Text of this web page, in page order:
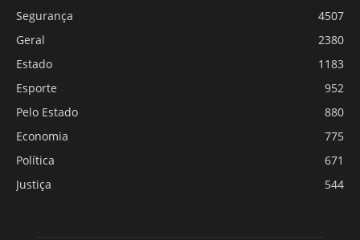
Segurança
4507
Geral
2380
Estado
1183
Esporte
952
Pelo Estado
880
Economia
775
Política
671
Justiça
544